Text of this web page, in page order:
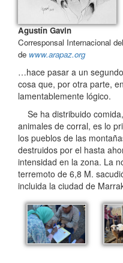
Agustín Gavin
Corresponsal Internacional
de www.arapaz.org
…hace pasar a un
cosa que, por otra parte,
lamentablemente lógico.
Se ha distribuido
animales de corral, es lo
los pueblos de las
destruidos por el hasta
intensidad en la zona. La
terremoto de 6,8 M.
incluida la ciudad de